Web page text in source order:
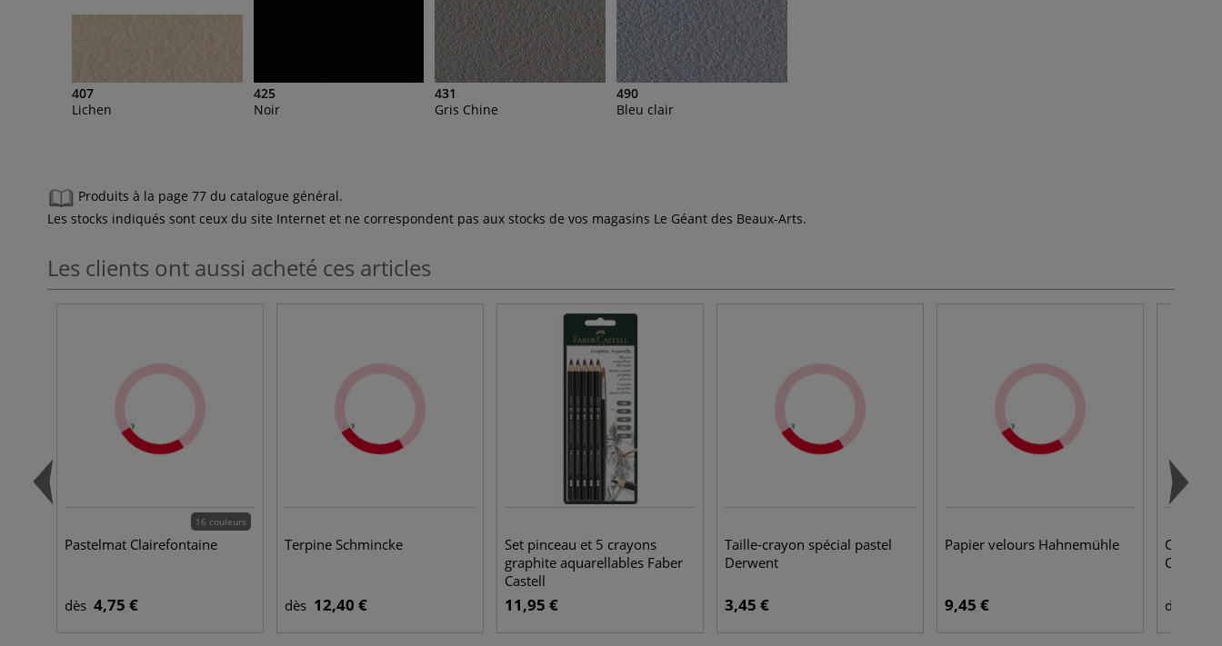
407
Lichen
425
Noir
431
Gris Chine
490
Bleu clair
Produits à la page 77 du catalogue général.
Les stocks indiqués sont ceux du site Internet et ne correspondent pas aux stocks de vos magasins Le Géant des Beaux-Arts.
Les clients ont aussi acheté ces articles
16 couleurs
Pastelmat Clairefontaine
dès 4,75 €
Terpine Schmincke
dès 12,40 €
Set pinceau et 5 crayons
graphite aquarellables Faber
Castell
11,95 €
Taille-crayon spécial pastel
Derwent
3,45 €
Papier velours Hahnemühle
9,45 € dès